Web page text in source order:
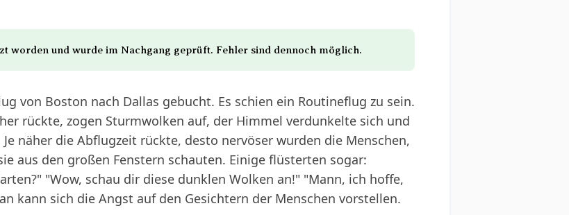
worden und wurde im Nachgang geprüft. Fehler sind dennoch möglich.
von Boston nach Dallas gebucht. Es schien ein Routineflug zu sein.
rückte, zogen Sturmwolken auf, der Himmel verdunkelte sich und
näher die Abflugzeit rückte, desto nervöser wurden die Menschen,
aus den großen Fenstern schauten. Einige flüsterten sogar:
"Wow, schau dir diese dunklen Wolken an!" "Mann, ich hoffe,
kann sich die Angst auf den Gesichtern der Menschen vorstellen.